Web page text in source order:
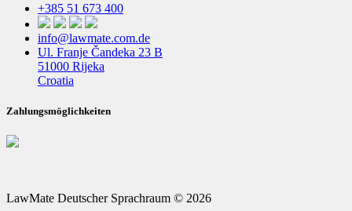
+385 51 673 400
info@lawmate.com.de
Ul. Franje Čandeka 23 B
51000 Rijeka
Croatia
Zahlungsmöglichkeiten
LawMate Deutscher Sprachraum © 2026